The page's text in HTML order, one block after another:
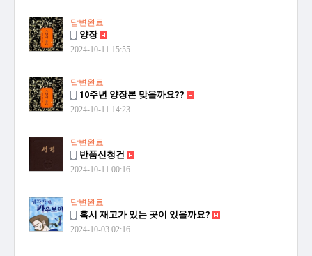
답변완료
양장
2024-10-11 15:55
답변완료
10주년 양장본 맞을까요??
2024-10-11 14:23
답변완료
반품신청건
2024-10-11 00:16
답변완료
혹시 재고가 있는 곳이 있을까요?
2024-10-03 02:16